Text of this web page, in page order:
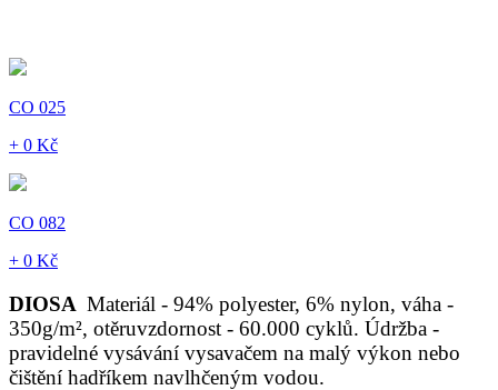
CO 025
+ 0 Kč
CO 082
+ 0 Kč
DIOSA Materiál - 94% polyester, 6% nylon, váha -
350g/m², otěruvzdornost - 60.000 cyklů. Údržba -
pravidelné vysávání vysavačem na malý výkon nebo
čištění hadříkem navlhčeným vodou.